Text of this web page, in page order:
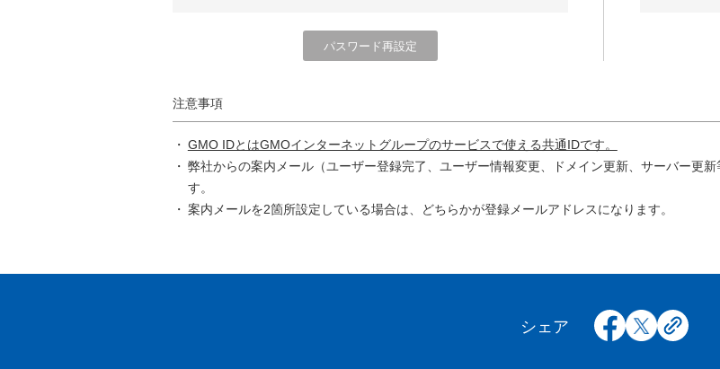
注意事項
GMO IDとはGMOインターネットグループのサービスで使える共通IDです。
弊社からの案内メール（ユーザー登録完了、ユーザー情報変更、ドメイン更新、サーバー更
す。
案内メールを2箇所設定している場合は、どちらかが登録メールアドレスになります。
シェア facebook
x copy